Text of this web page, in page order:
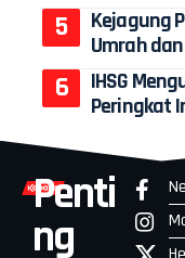
Kejagung
Umrah
IHSG
Peringkat
Penti
ng